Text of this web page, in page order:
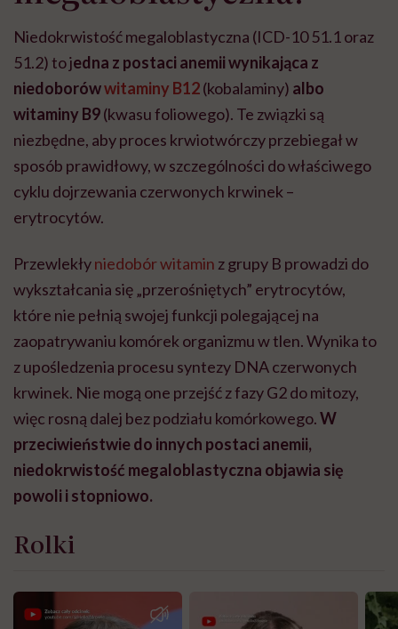
Niedokrwistość megaloblastyczna (ICD-10 51.1 oraz
51.2) to jedna z postaci anemii wynikająca z
niedoborówwitaminy B12(kobalaminy) albo
witaminy B9(kwasu foliowego). Te związki są
niezbędne, aby proces krwiotwórczy przebiegał w
sposób prawidłowy, w szczególności do właściwego
cyklu dojrzewania czerwonych krwinek –
erytrocytów.
Przewlekłyniedobór witamin z grupy B prowadzi do
wykształcania się „przerośniętych” erytrocytów,
które nie pełnią swojej funkcji polegającej na
zaopatrywaniu komórek organizmu w tlen. Wynika to
z upośledzenia procesu syntezy DNA czerwonych
krwinek. Nie mogą one przejść z fazy G2 do mitozy,
więc rosną dalej bez podziału komórkowego.W
przeciwieństwie do innych postaci anemii,
niedokrwistość megaloblastyczna objawia się
powoli i stopniowo.
Rolki